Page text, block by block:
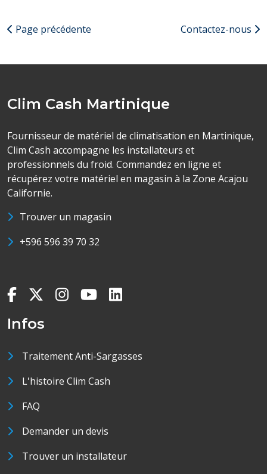
Page précédente Contactez-nous
Clim Cash Martinique
Fournisseur de matériel de climatisation en Martinique,
Clim Cash accompagne les installateurs et
professionnels du froid. Commandez en ligne et
récupérez votre matériel en magasin à la Zone Acajou
Californie.
Trouver un magasin
+596 596 39 70 32
Infos
Traitement Anti-Sargasses
L'histoire Clim Cash
FAQ
Demander un devis
Trouver un installateur